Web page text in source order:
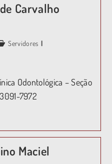
Carvalho
Servidores
Odontológica – Seção
7972
Maciel